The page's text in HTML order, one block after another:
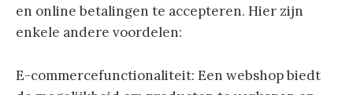
en online betalingen te accepteren. Hier zijn
enkele andere voordelen:
E-commercefunctionaliteit: Een webshop biedt